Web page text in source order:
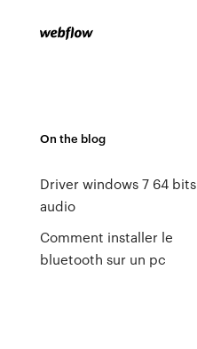
On the blog
Driver windows 7 64 bits
audio
Comment installer le
bluetooth sur un pc